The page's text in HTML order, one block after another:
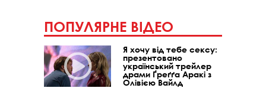
ПОПУЛЯРНЕ ВІДЕО
Я хочу від тебе сексу:
презентовано
український трейлер
драми Ґреґґа Аракі з
Олівією Вайлд